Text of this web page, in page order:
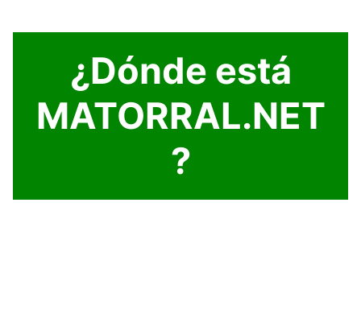
¿Dónde está
MATORRAL.NET
?